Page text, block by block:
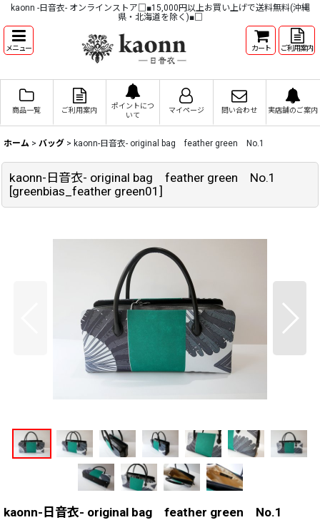
kaonn -日音衣- オンラインストア□■15,000円以上お買い上げで送料無料(沖縄
県・北海道を除く)■□
メニュー カート ご利用案内
商品一覧 ご利用案内
ポイントにつ
いて
マイページ 問い合わせ 実店舗のご案内
ホーム > バッグ > kaonn-日音衣- original bag feather green No.1
kaonn-日音衣- original bag feather green No.1
[greenbias_feather green01 ]
kaonn-日音衣- original bag feather green No.1